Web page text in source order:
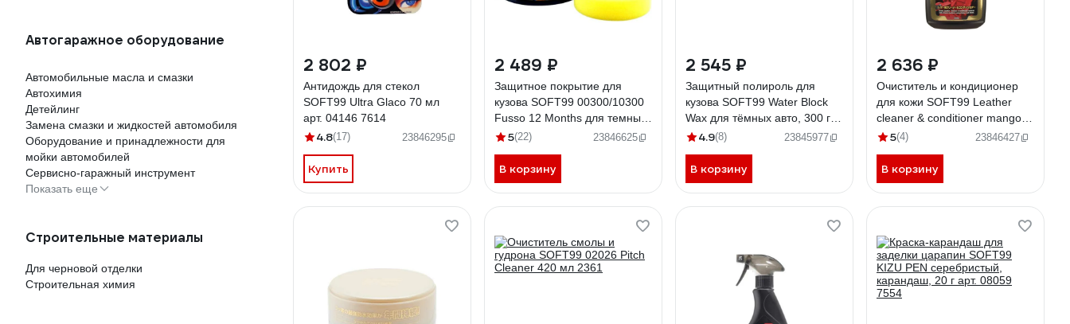
Автогаражное оборудование
Автомобильные масла и смазки
Автохимия
Детейлинг
Замена смазки и жидкостей автомобиля
Оборудование и принадлежности для
мойки автомобилей
Сервисно-гаражный инструмент
Показать еще
Строительные материалы
Для черновой отделки
Строительная химия
2 802 ₽
Антидождь для стекол
SOFT99 Ultra Glaco 70 мл
арт. 04146 7614
4.8(17) 23846295
Купить
2 489 ₽
Защитное покрытие для
кузова SOFT99 00300/10300
Fusso 12 Months для темных,
200 г 2004
5(22) 23846625
В корзину
2 545 ₽
Защитный полироль для
кузова SOFT99 Water Block
Wax для тёмных авто, 300 г
арт. 00347 131008
4.9(8) 23845977
В корзину
2 636 ₽
Очиститель и кондиционер
для кожи SOFT99 Leather
cleaner & conditioner mango
арт. 10335 1737011
5(4) 23846427
В корзину